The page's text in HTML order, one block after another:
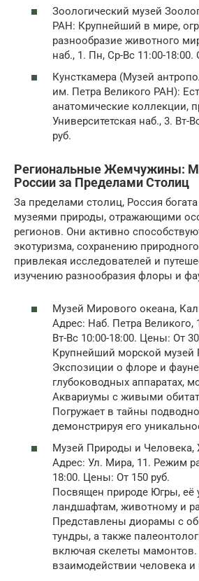
Зоологический музей
РАН: Крупнейший в мире,
разнообразие животного
наб., 1. Пн, Ср-Вс 11:00-18:00.
Кунсткамера (Музей
им. Петра Великого РАН):
анатомические коллекции,
Университетская наб., 3. Вт-
руб.
Региональные Жемчужины:
России за Пределами Столиц
За пределами столиц, Россия
музеями природы, отражающими
регионов. Они активно
экотуризма, сохранению
привлекая исследователей и
изучению разнообразия флоры и
Музей Мирового океана,
Адрес: Наб. Петра
Вт-Вс 10:00-18:00. Цены: От
Крупнейший морской музей
Экспозиции о флоре и
глубоководных аппаратах,
Аквариумы с живыми
Погружает в тайны
демонстрируя его
Музей Природы и Человека,
Адрес: Ул. Мира, 11. Режим
18:00. Цены: От 150 руб.
Посвящен природе Югры, её
ландшафтам, животному и
Представлены диорамы с
тундры, а также
включая скелеты мамонтов.
взаимодействии человека